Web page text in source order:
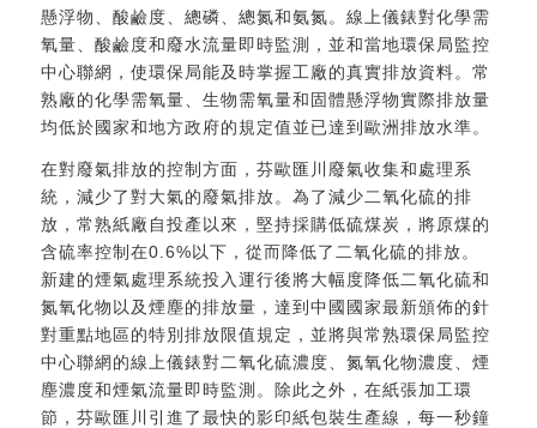
懸浮物、酸鹼度、總磷、總氮和氨氮。線上儀錶對化學需
氧量、酸鹼度和廢水流量即時監測，並和當地環保局監控
中心聯網，使環保局能及時掌握工廠的真實排放資料。常
熟廠的化學需氧量、生物需氧量和固體懸浮物實際排放量
均低於國家和地方政府的規定值並已達到歐洲排放水準。
在對廢氣排放的控制方面，芬歐匯川廢氣收集和處理系
統，減少了對大氣的廢氣排放。為了減少二氧化硫的排
放，常熟紙廠自投產以來，堅持採購低硫煤炭，將原煤的
含硫率控制在0.6%以下，從而降低了二氧化硫的排放。
新建的煙氣處理系統投入運行後將大幅度降低二氧化硫和
氮氧化物以及煙塵的排放量，達到中國國家最新頒佈的針
對重點地區的特別排放限值規定，並將與常熟環保局監控
中心聯網的線上儀錶對二氧化硫濃度、氮氧化物濃度、煙
塵濃度和煙氣流量即時監測。除此之外，在紙張加工環
節，芬歐匯川引進了最快的影印紙包裝生產線，每一秒鐘